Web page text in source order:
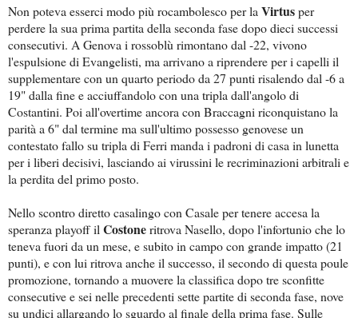
Non poteva esserci modo più rocambolesco per la Virtusper
perdere la sua prima partita della seconda fase dopo dieci successi
consecutivi. A Genova i rossoblù rimontano dal -22, vivono
l'espulsione di Evangelisti, ma arrivano a riprendere per i capelli il
supplementare con un quarto periodo da 27 punti risalendo dal -6 a
19" dalla fine e acciuffandolo con una tripla dall'angolo di
Costantini. Poi all'overtime ancora con Braccagni riconquistano la
parità a 6" dal termine ma sull'ultimo possesso genovese un
contestato fallo su tripla di Ferri manda i padroni di casa in lunetta
per i liberi decisivi, lasciando ai virussini le recriminazioni arbitrali e
la perdita del primo posto.
Nello scontro diretto casalingo con Casale per tenere accesa la
speranza playoff il Costoneritrova Nasello, dopo l'infortunio che lo
teneva fuori da un mese, e subito in campo con grande impatto (21
punti), e con lui ritrova anche il successo, il secondo di questa poule
promozione, tornando a muovere la classifica dopo tre sconfitte
consecutive e sei nelle precedenti sette partite di seconda fase, nove
su undici allargando lo sguardo al finale della prima fase. Sulle